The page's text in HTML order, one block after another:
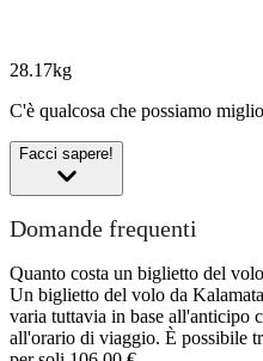
28.17kg
C'è qualcosa che possiamo
Facci sapere!
Domande frequenti
Quanto costa un biglietto del
Un biglietto del volo da
varia tuttavia in base all'anticipo
all'orario di viaggio. È possibile